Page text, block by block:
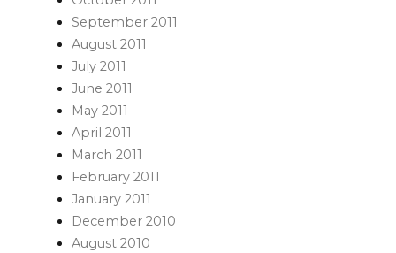
September 2011
August 2011
July 2011
June 2011
May 2011
April 2011
March 2011
February 2011
January 2011
December 2010
August 2010